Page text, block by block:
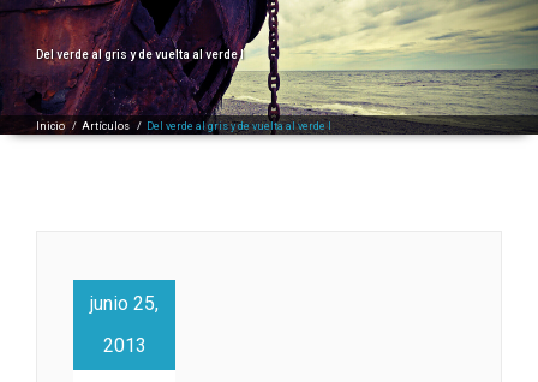
Del verde al gris y de vuelta al verde I
Inicio / Artículos / Del verde al gris y de vuelta al verde I
junio 25,
2013